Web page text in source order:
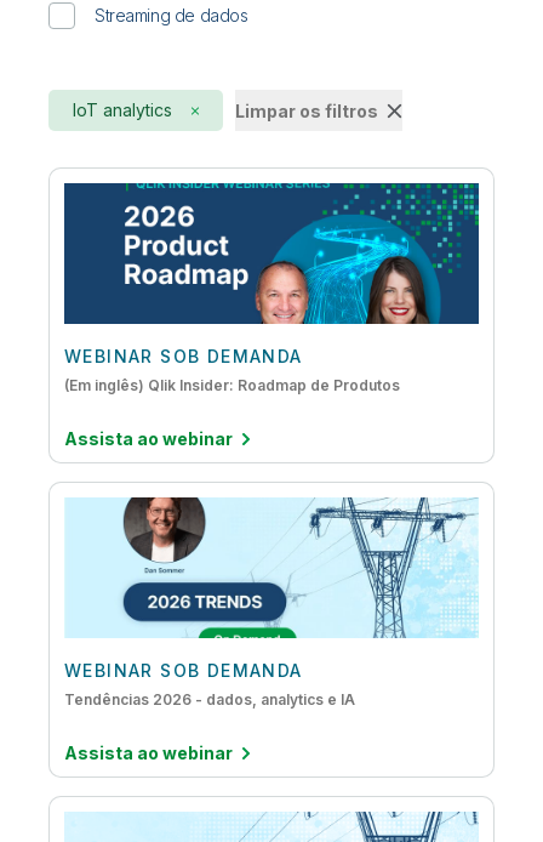
Streaming de dados
IoT analytics Limpar os filtros
WEBINAR SOB DEMANDA
(Em inglês) Qlik Insider: Roadmap de Produtos
Assista ao webinar
WEBINAR SOB DEMANDA
Tendências 2026 - dados, analytics e IA
Assista ao webinar